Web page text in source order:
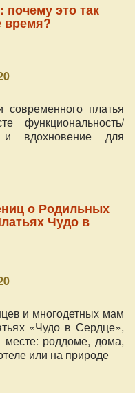
это так
время?
современного платья
функциональность/
и вдохновение для
о Родильных
Чудо в
и многодетных мам
«Чудо в Сердце»,
роддоме, дома,
или на природе